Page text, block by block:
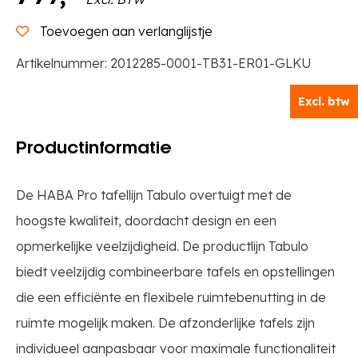
Excl. btw
aantal
Toevoegen aan verlanglijstje
Artikelnummer: 2012285-0001-TB31-ER01-GLKU
Productinformatie
De HABA Pro tafellijn Tabulo overtuigt met de
hoogste kwaliteit, doordacht design en een
opmerkelijke veelzijdigheid. De productlijn Tabulo
biedt veelzijdig combineerbare tafels en opstellingen
die een efficiënte en flexibele ruimtebenutting in de
ruimte mogelijk maken. De afzonderlijke tafels zijn
individueel aanpasbaar voor maximale functionaliteit